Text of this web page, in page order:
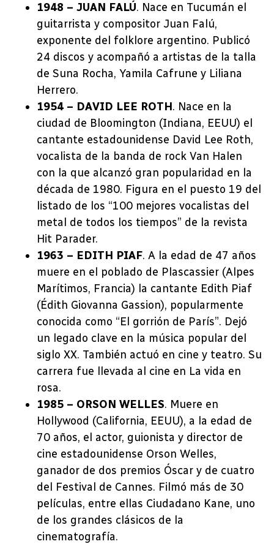
1948 – JUAN FALÚ. Nace en Tucumán el
guitarrista y compositor Juan Falú,
exponente del folklore argentino. Publicó
24 discos y acompañó a artistas de la talla
de Suna Rocha, Yamila Cafrune y Liliana
Herrero.
1954 – DAVID LEE ROTH. Nace en la
ciudad de Bloomington (Indiana, EEUU) el
cantante estadounidense David Lee Roth,
vocalista de la banda de rock Van Halen
con la que alcanzó gran popularidad en la
década de 1980. Figura en el puesto 19 del
listado de los “100 mejores vocalistas del
metal de todos los tiempos” de la revista
Hit Parader.
1963 – EDITH PIAF. A la edad de 47 años
muere en el poblado de Plascassier (Alpes
Marítimos, Francia) la cantante Edith Piaf
(Édith Giovanna Gassion), popularmente
conocida como “El gorrión de París”. Dejó
un legado clave en la música popular del
siglo XX. También actuó en cine y teatro. Su
carrera fue llevada al cine en La vida en
rosa.
1985 – ORSON WELLES. Muere en
Hollywood (California, EEUU), a la edad de
70 años, el actor, guionista y director de
cine estadounidense Orson Welles,
ganador de dos premios Óscar y de cuatro
del Festival de Cannes. Filmó más de 30
películas, entre ellas Ciudadano Kane, uno
de los grandes clásicos de la
cinematografía.